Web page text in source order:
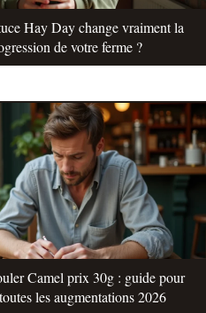
Hay Day change vraiment la
de votre ferme ?
Camel prix 30g : guide pour
les augmentations 2026